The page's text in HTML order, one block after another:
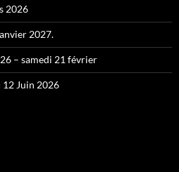
2026
2027.
– samedi 21 février
12 Juin 2026